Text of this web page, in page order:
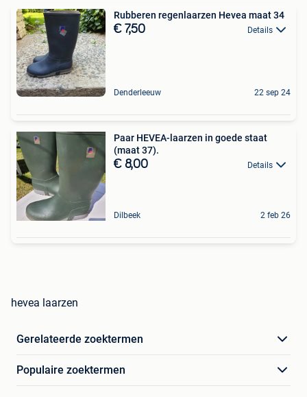
Rubberen regenlaarzen Hevea maat 34
€ 7,50 Details
Denderleeuw 22 sep 24
Paar HEVEA-laarzen in goede staat
(maat 37).
€ 8,00 Details
Dilbeek 2 feb 26
hevea laarzen
Gerelateerde zoektermen
Populaire zoektermen